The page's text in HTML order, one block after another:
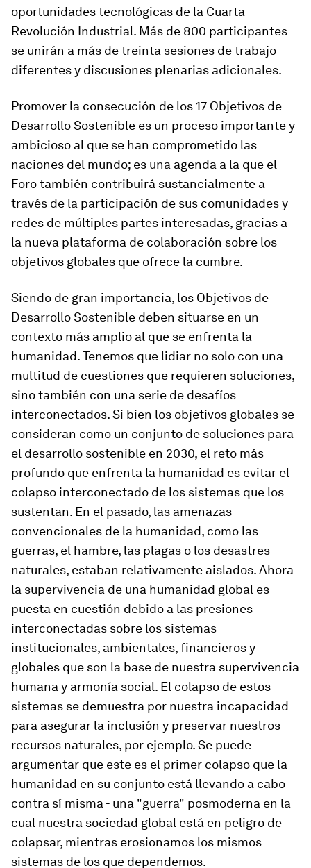
oportunidades tecnológicas de la Cuarta
Revolución Industrial. Más de 800 participantes
se unirán a más de treinta sesiones de trabajo
diferentes y discusiones plenarias adicionales.
Promover la consecución de los 17 Objetivos de
Desarrollo Sostenible es un proceso importante y
ambicioso al que se han comprometido las
naciones del mundo; es una agenda a la que el
Foro también contribuirá sustancialmente a
través de la participación de sus comunidades y
redes de múltiples partes interesadas, gracias a
la nueva plataforma de colaboración sobre los
objetivos globales que ofrece la cumbre.
Siendo de gran importancia, los Objetivos de
Desarrollo Sostenible deben situarse en un
contexto más amplio al que se enfrenta la
humanidad. Tenemos que lidiar no solo con una
multitud de cuestiones que requieren soluciones,
sino también con una serie de desafíos
interconectados. Si bien los objetivos globales se
consideran como un conjunto de soluciones para
el desarrollo sostenible en 2030, el reto más
profundo que enfrenta la humanidad es evitar el
colapso interconectado de los sistemas que los
sustentan. En el pasado, las amenazas
convencionales de la humanidad, como las
guerras, el hambre, las plagas o los desastres
naturales, estaban relativamente aislados. Ahora
la supervivencia de una humanidad global es
puesta en cuestión debido a las presiones
interconectadas sobre los sistemas
institucionales, ambientales, financieros y
globales que son la base de nuestra supervivencia
humana y armonía social. El colapso de estos
sistemas se demuestra por nuestra incapacidad
para asegurar la inclusión y preservar nuestros
recursos naturales, por ejemplo. Se puede
argumentar que este es el primer colapso que la
humanidad en su conjunto está llevando a cabo
contra sí misma - una "guerra" posmoderna en la
cual nuestra sociedad global está en peligro de
colapsar, mientras erosionamos los mismos
sistemas de los que dependemos.